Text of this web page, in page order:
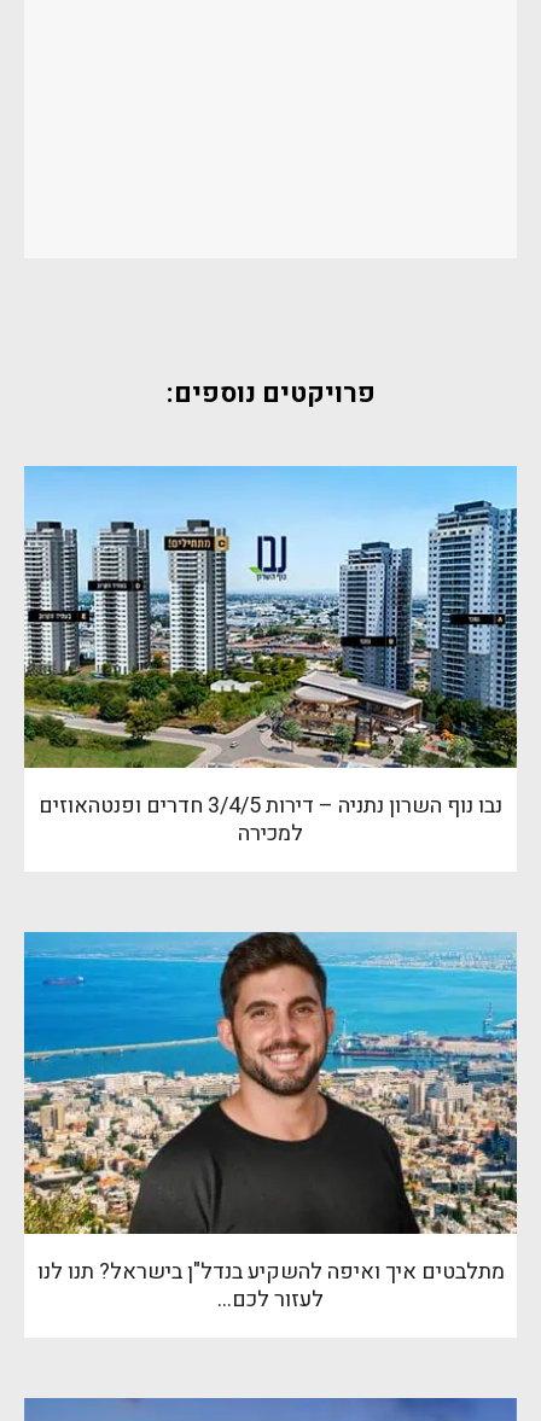
פרויקטים נוספים:
נבו נוף השרון נתניה – דירות 3/4/5 חדרים ופנטהאוזים
למכירה
מתלבטים איך ואיפה להשקיע בנדל"ן בישראל? תנו לנו
לעזור לכם…